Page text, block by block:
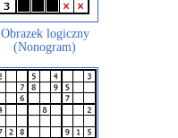
Obrazek logiczny
(Nonogram)